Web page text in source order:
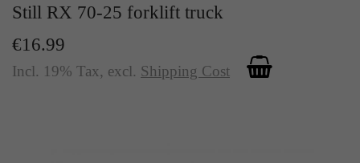
Still RX 70-25 forklift truck
€16.99
Incl. 19% Tax, excl. Shipping Cost